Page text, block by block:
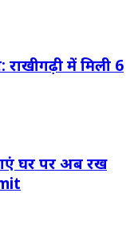
राखीगढ़ी में मिली 6
घर पर अब रख